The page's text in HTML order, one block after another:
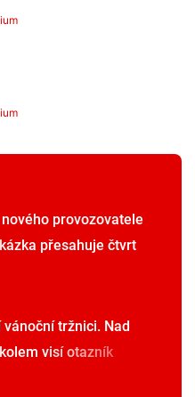
provozovatele
přesahuje čtvrt
tržnici. Nad
visí otazník